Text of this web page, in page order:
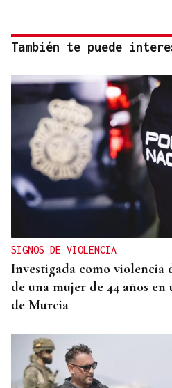
También te puede
SIGNOS DE VIOLENCIA
Investigada como violencia
de una mujer de 44 años
de Murcia